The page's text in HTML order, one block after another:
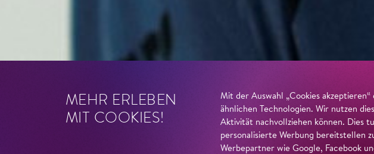
MEHR ERLEBEN
MIT COOKIES!
Mit der Auswahl „Cookies
ähnlichen Technologien. Wir nutzen
Aktivität nachvollziehen können. Dies
personalisierte Werbung bereitstellen
Werbepartner wie Google, Facebook